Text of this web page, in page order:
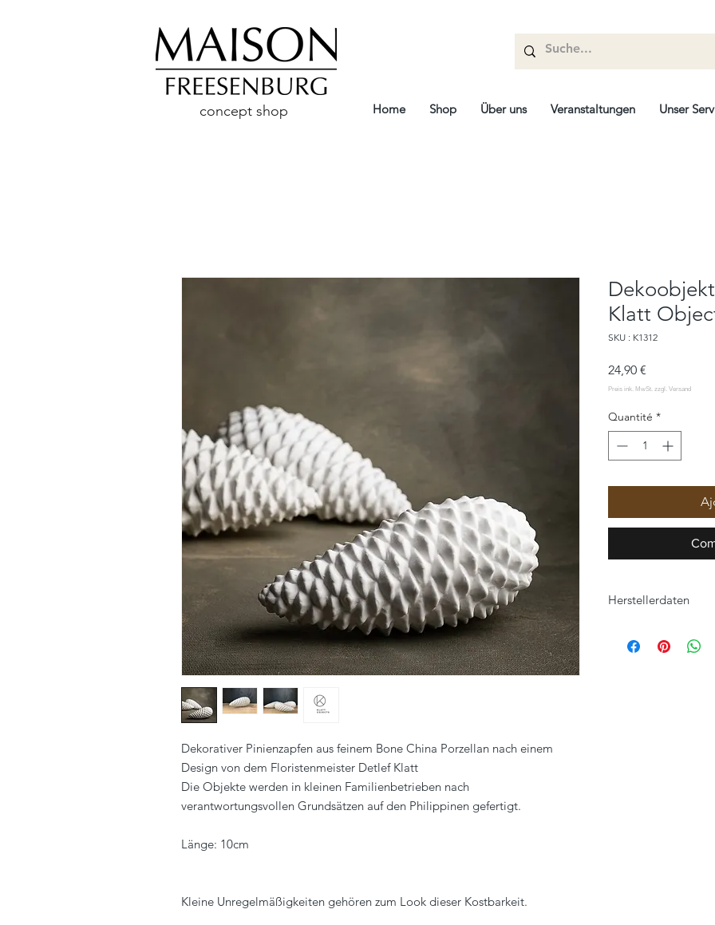
concept shop Home Shop Über uns Veranstaltungen Unser
Dekorativer Pinienzapfen aus feinem Bone China Porzellan nach einem
Design von dem Floristenmeister Detlef Klatt
Die Objekte werden in kleinen Familienbetrieben nach
verantwortungsvollen Grundsätzen auf den Philippinen gefertigt.
Länge: 10cm
Kleine Unregelmäßigkeiten gehören zum Look dieser Kostbarkeit.
Klatt
SKU : K1312
24,90 €
Quantité *
Herstellerdaten
Hauptstraße 57